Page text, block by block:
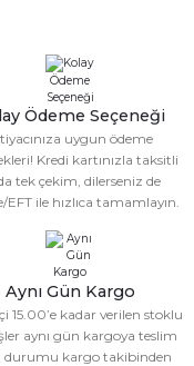
Ödeme Seçeneği
uygun ödeme
Kredi kartınızla taksitli
tek çekim, dilerseniz de
EFT ile hızlıca tamamlayın.
Aynı Gün Kargo
15.00’e kadar verilen stoklu
aynı gün kargoya teslim
durumu kargo takibinden